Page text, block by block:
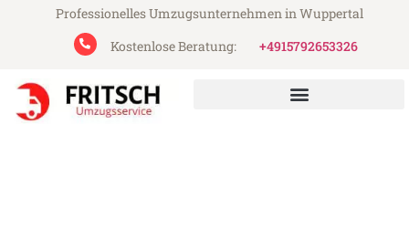
Professionelles Umzugsunternehmen in Wuppertal
Kostenlose Beratung:
+4915792653326